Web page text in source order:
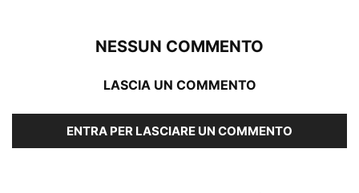
NESSUN COMMENTO
LASCIA UN COMMENTO
ENTRA PER LASCIARE UN COMMENTO